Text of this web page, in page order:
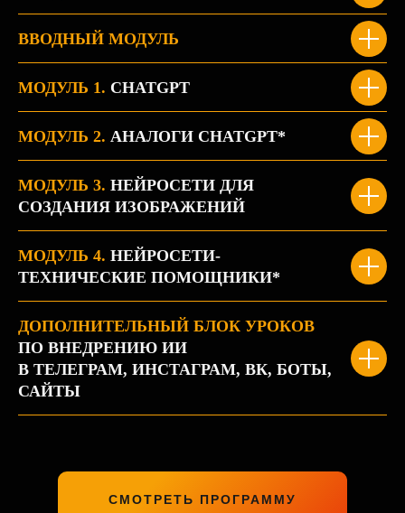
ВВОДНЫЙ МОДУЛЬ
МОДУЛЬ 1. CHATGPT
МОДУЛЬ 2. АНАЛОГИ CHATGPT*
МОДУЛЬ 3. НЕЙРОСЕТИ ДЛЯ
СОЗДАНИЯ ИЗОБРАЖЕНИЙ
МОДУЛЬ 4. НЕЙРОСЕТИ-
ТЕХНИЧЕСКИЕ ПОМОЩНИКИ*
ДОПОЛНИТЕЛЬНЫЙ БЛОК УРОКОВ
ПО ВНЕДРЕНИЮ ИИ
В ТЕЛЕГРАМ, ИНСТАГРАМ, ВК, БОТЫ,
САЙТЫ
СМОТРЕТЬ ПРОГРАММУ